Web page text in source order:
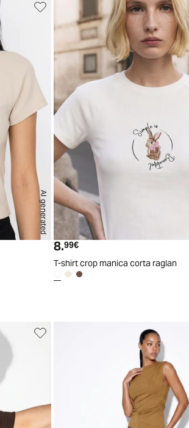
AI generated
SM
XL
Prezzo attuale
8.99€
T-shirt crop manica corta raglan